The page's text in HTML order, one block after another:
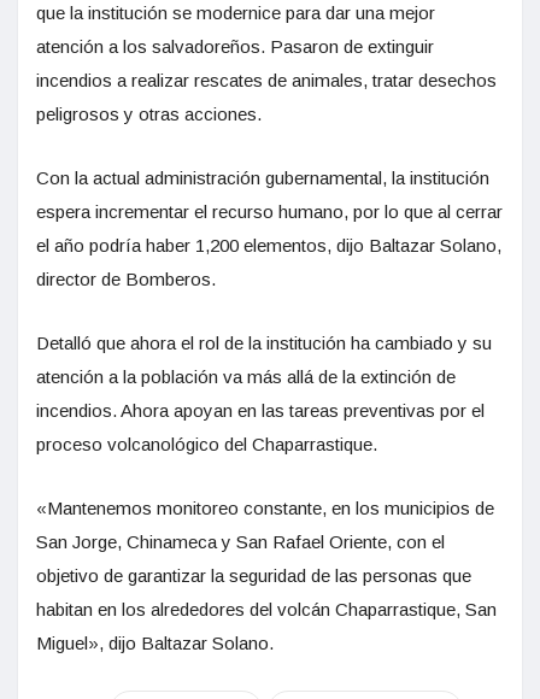
que la institución se modernice para dar una mejor
atención a los salvadoreños. Pasaron de extinguir
incendios a realizar rescates de animales, tratar desechos
peligrosos y otras acciones.
Con la actual administración gubernamental, la institución
espera incrementar el recurso humano, por lo que al cerrar
el año podría haber 1,200 elementos, dijo Baltazar Solano,
director de Bomberos.
Detalló que ahora el rol de la institución ha cambiado y su
atención a la población va más allá de la extinción de
incendios. Ahora apoyan en las tareas preventivas por el
proceso volcanológico del Chaparrastique.
«Mantenemos monitoreo constante, en los municipios de
San Jorge, Chinameca y San Rafael Oriente, con el
objetivo de garantizar la seguridad de las personas que
habitan en los alrededores del volcán Chaparrastique, San
Miguel», dijo Baltazar Solano.